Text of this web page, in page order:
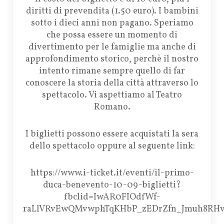
diritti di prevendita (1.50 euro). I bambini
sotto i dieci anni non pagano. Speriamo
che possa essere un momento di
divertimento per le famiglie ma anche di
approfondimento storico, perchè il nostro
intento rimane sempre quello di far
conoscere la storia della città attraverso lo
spettacolo. Vi aspettiamo al Teatro
Romano.
I biglietti possono essere acquistati la sera
dello spettacolo oppure al seguente link:
https://www.i-ticket.it/eventi/il-primo-
duca-benevento-10-09-biglietti?
fbclid=IwAR0FIOdfWf-